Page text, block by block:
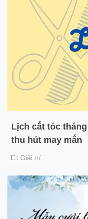
Lịch cắt tóc
thu hút may mắn
Giải trí